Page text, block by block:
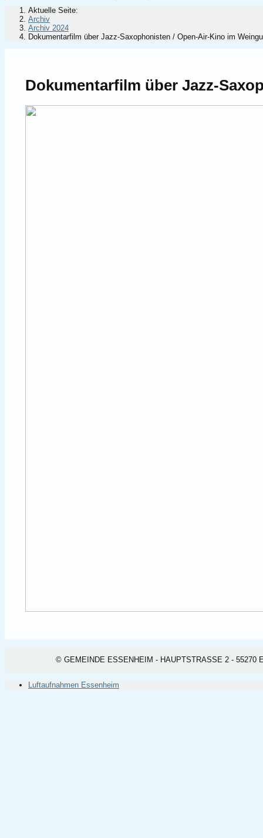
Aktuelle Seite:
Archiv
Archiv 2024
Dokumentarfilm über Jazz-Saxophonisten / Open-Air-Kino im
Dokumentarfilm über Jazz-
© GEMEINDE ESSENHEIM - HAUPTSTRASSE 2 - 55270
Luftaufnahmen Essenheim